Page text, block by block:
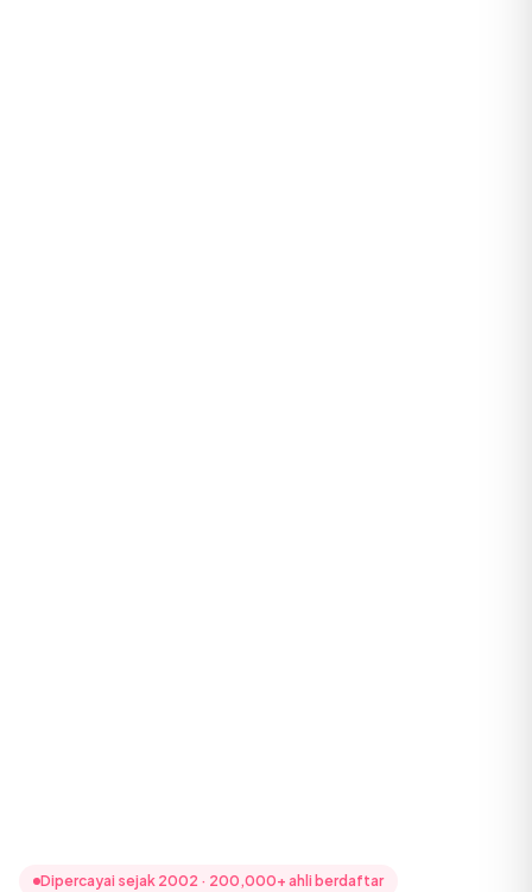
Dipercayai sejak 2002 · 200,000+ ahli berdaftar